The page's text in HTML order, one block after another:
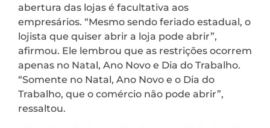
abertura das lojas é facultativa aos
empresários. “Mesmo sendo feriado estadual, o
lojista que quiser abrir a loja pode abrir”,
afirmou. Ele lembrou que as restrições ocorrem
apenas no Natal, Ano Novo e Dia do Trabalho.
“Somente no Natal, Ano Novo e o Dia do
Trabalho, que o comércio não pode abrir”,
ressaltou.